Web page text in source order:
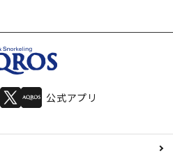
公式アプリ